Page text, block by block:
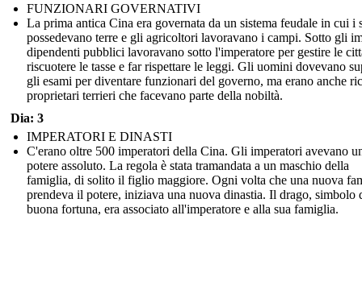
FUNZIONARI GOVERNATIVI
La prima antica Cina era governata da un sistema feudale in cui i
possedevano terre e gli agricoltori lavoravano i campi. Sotto gli
dipendenti pubblici lavoravano sotto l'imperatore per gestire le
riscuotere le tasse e far rispettare le leggi. Gli uomini dovevano
gli esami per diventare funzionari del governo, ma erano anche
proprietari terrieri che facevano parte della nobiltà.
Dia: 3
IMPERATORI E DINASTI
C'erano oltre 500 imperatori della Cina. Gli imperatori avevano
potere assoluto. La regola è stata tramandata a un maschio della
famiglia, di solito il figlio maggiore. Ogni volta che una nuova
prendeva il potere, iniziava una nuova dinastia. Il drago, simbolo
buona fortuna, era associato all'imperatore e alla sua famiglia.